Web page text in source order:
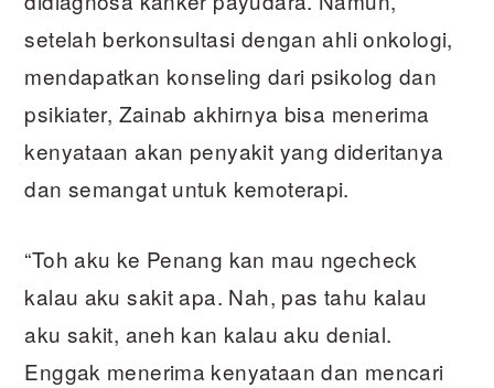
setelah berkonsultasi dengan ahli onkologi,
mendapatkan konseling dari psikolog dan
psikiater, Zainab akhirnya bisa menerima
kenyataan akan penyakit yang dideritanya
dan semangat untuk kemoterapi.
“Toh aku ke Penang kan mau ngecheck
kalau aku sakit apa. Nah, pas tahu kalau
aku sakit, aneh kan kalau aku denial.
Enggak menerima kenyataan dan mencari